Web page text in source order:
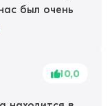
был очень
10,0